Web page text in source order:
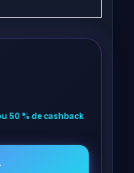
50 % de cashback